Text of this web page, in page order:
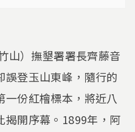
山）撫墾署署長齊藤音
誤登玉山東峰，隨行的
份紅檜標本，將近八
揭開序幕。1899年，阿